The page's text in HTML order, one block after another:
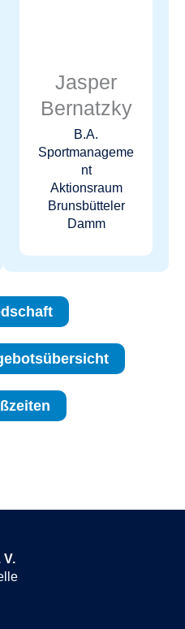
Jasper
Bernatzky
B.A.
Sportmanageme
nt
Aktionsraum
Brunsbütteler
Damm
V.